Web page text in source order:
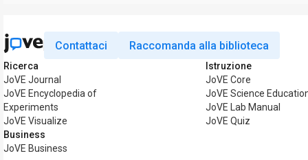
Contattaci Raccomanda alla biblioteca
Ricerca
JoVE Journal
JoVE Encyclopedia of
Experiments
JoVE Visualize
Business
JoVE Business
Istruzione
JoVE Core
JoVE Science
JoVE Lab Manual
JoVE Quiz